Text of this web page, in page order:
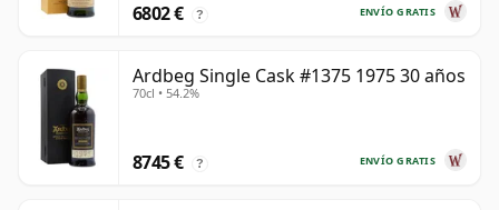
ENVÍO GRATIS
6802 € ?
Ardbeg Single Cask #1375 1975 30 años
70cl • 54.2%
ENVÍO GRATIS
8745 € ?